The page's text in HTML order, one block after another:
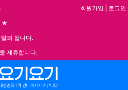
★
퇴 됩니다.
제휴합니다.
회원가입 로그인